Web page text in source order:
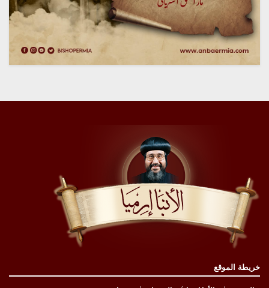
خريطة الموقع